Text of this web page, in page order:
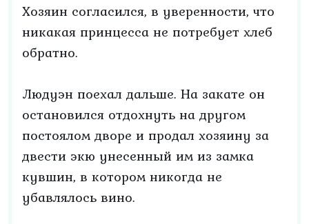
Хозяин согласился, в уверенности, что
никакая принцесса не потребует хлеб
обратно.
Людуэн поехал дальше. На закате он
остановился отдохнуть на другом
постоялом дворе и продал хозяину за
двести экю унесенный им из замка
кувшин, в котором никогда не
убавлялось вино.